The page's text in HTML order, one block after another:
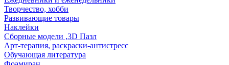
Творчество, хобби
Развивающие товары
Наклейки
Сборные модели ,3D Пазл
Арт-терапия, раскраски-антистресс
Обучающая литература